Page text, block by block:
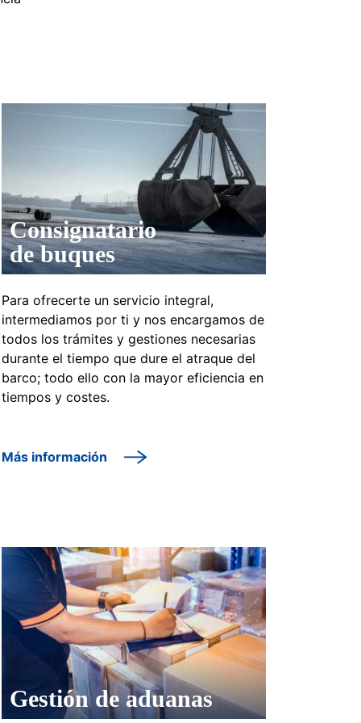
Consignatario
de buques
Para ofrecerte un servicio integral,
intermediamos por ti y nos encargamos de
todos los trámites y gestiones necesarias
durante el tiempo que dure el atraque del
barco; todo ello con la mayor eficiencia en
tiempos y costes.
Más información
Gestión de aduanas